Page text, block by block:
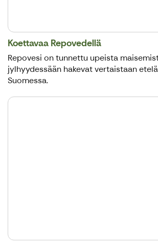
Koettavaa Repovedellä
Repovesi on tunnettu upeista
jylhyydessään hakevat vertaistaan
Suomessa.